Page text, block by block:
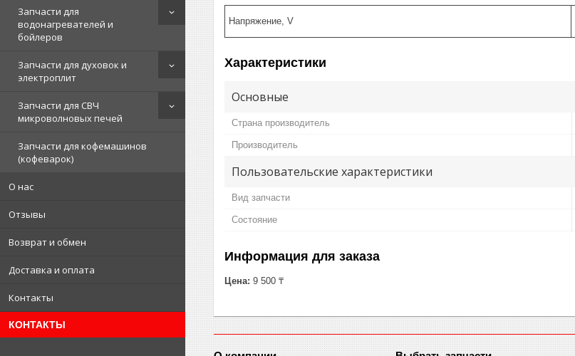
Запчасти для
водонагревателей и
бойлеров
Запчасти для духовок и
электроплит
Запчасти для СВЧ
микроволновых печей
Запчасти для кофемашинов
(кофеварок)
О нас
Отзывы
Возврат и обмен
Доставка и оплата
Контакты
КОНТАКТЫ
Напряжение, V
Характеристики
Основные
Страна производитель
Производитель
Пользовательские характеристики
Вид запчасти
Состояние
Информация для заказа
Цена: 9 500 ₸